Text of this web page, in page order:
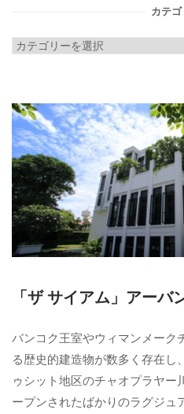
カテ
カ
リ
ー
「ザ サイアム」アーバ
バンコク王室やウィマンメーク
る歴史的建造物が数多く存在し
ゥシット地区のチャオプラヤー
ープンされたばかりのラグジュ